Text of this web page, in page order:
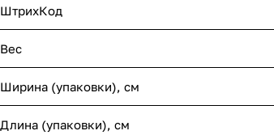
ШтрихКод
Вес
Ширина (упаковки), см
Длина (упаковки), см